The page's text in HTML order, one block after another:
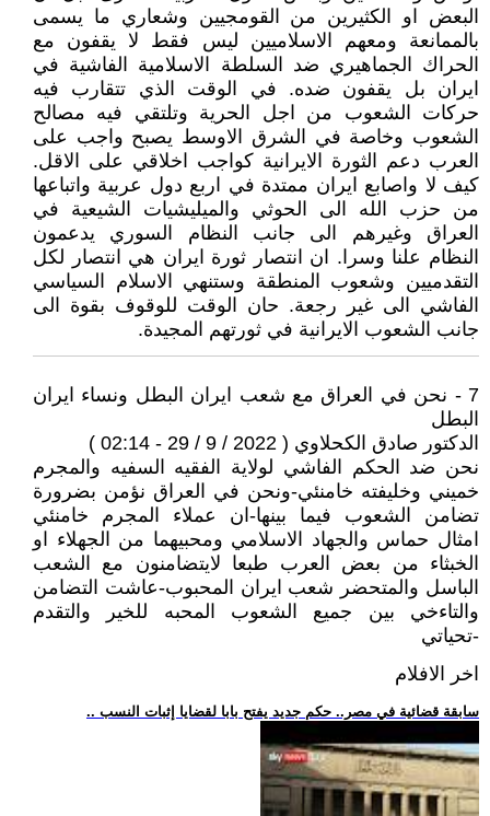
البعض او الكثيرين من القومجيين وشعاري ما يسمى
بالممانعة ومعهم الاسلاميين ليس فقط لا يقفون مع
الحراك الجماهيري ضد السلطة الاسلامية الفاشية في
ايران بل يقفون ضده. في الوقت الذي تتقارب فيه
حركات الشعوب من اجل الحرية وتلتقي فيه مصالح
الشعوب وخاصة في الشرق الاوسط يصبح واجب على
العرب دعم الثورة الايرانية كواجب اخلاقي على الاقل.
كيف لا واصابع ايران ممتدة في اربع دول عربية واتباعها
من حزب الله الى الحوثي والميليشيات الشيعية في
العراق وغيرهم الى جانب النظام السوري يدعمون
النظام علنا وسرا. ان انتصار ثورة ايران هي انتصار لكل
التقدميين وشعوب المنطقة وستنهي الاسلام السياسي
الفاشي الى غير رجعة. حان الوقت للوقوف بقوة الى
جانب الشعوب الايرانية في ثورتهم المجيدة.
7 - نحن في العراق مع شعب ايران البطل ونساء ايران
البطل
الدكتور صادق الكحلاوي ( 2022 / 9 / 29 - 02:14 )
نحن ضد الحكم الفاشي لولاية الفقيه السفيه والمجرم
خميني وخليفته خامنئي-ونحن في العراق نؤمن بضرورة
تضامن الشعوب فيما بينها-ان عملاء المجرم خامنئي
امثال حماس والجهاد الاسلامي ومحبيهما من الجهلاء او
الخبثاء من بعض العرب طبعا لايتضامنون مع الشعب
الباسل والمتحضر شعب ايران المحبوب-عاشت التضامن
والتاءخي بين جميع الشعوب المحبه للخير والتقدم
-تحياتي
اخر الافلام
.. سابقة قضائية في مصر.. حكم جديد يفتح بابا لقضايا إثبات النسب